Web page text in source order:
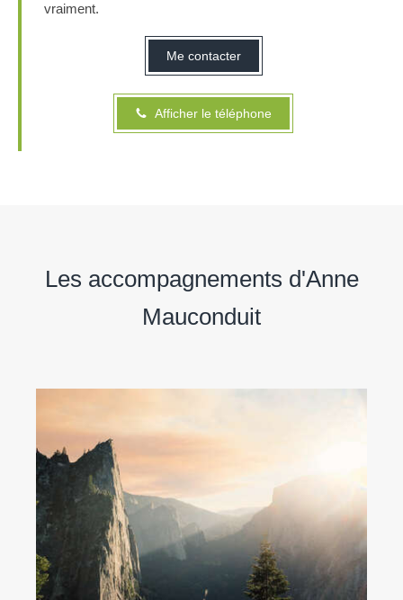
vraiment.
Me contacter
Afficher le téléphone
Les accompagnements d'Anne
Mauconduit